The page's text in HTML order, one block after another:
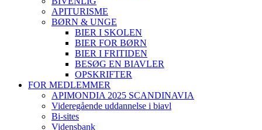
APITURISME
BØRN & UNGE
BIER I SKOLEN
BIER FOR BØRN
BIER I FRITIDEN
BESØG EN BIAVLER
OPSKRIFTER
FOR MEDLEMMER
APIMONDIA 2025 SCANDINAVIA
Videregående uddannelse i biavl
Bi-sites
Vidensbank